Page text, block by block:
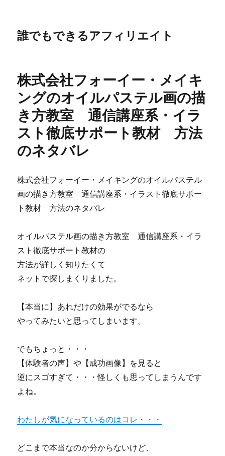
誰でもできるアフィリエイト
株式会社フォーイー・メイキ
ングのオイルパステル画の描
き方教室 通信講座系・イラ
スト徹底サポート教材 方法
のネタバレ
株式会社フォーイー・メイキングのオイルパステル
画の描き方教室 通信講座系・イラスト徹底サポー
ト教材 方法のネタバレ
オイルパステル画の描き方教室 通信講座系・イラ
スト徹底サポート教材の
方法が詳しく知りたくて
ネットで探しまくりました。
【本当に】あれだけの効果がでるなら
やってみたいと思ってしまいます。
でもちょっと・・・
【体験者の声】や【成功画像】を見ると
逆にスゴすぎて・・・怪しくも思ってしまうんです
よね。
わたしが気になっているのはコレ・・・
どこまで本当なのか分からないけど、